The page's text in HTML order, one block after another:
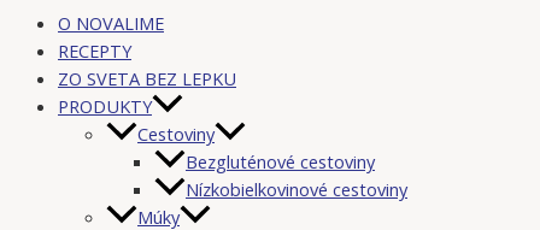
O NOVALIME
RECEPTY
ZO SVETA BEZ LEPKU
PRODUKTY
Cestoviny
Bezgluténové cestoviny
Nízkobielkovinové cestoviny
Múky